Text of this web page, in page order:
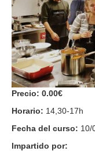
Precio: 0.00€
Horario: 14,30-17h
Fecha del curso: 10/
Impartido por: